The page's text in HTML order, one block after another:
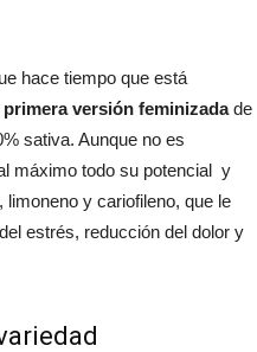
hace tiempo que está
primera versión feminizadade
sativa. Aunque no es
máximo todo su potencial y
y cariofileno, que le
estrés, reducción del dolor y